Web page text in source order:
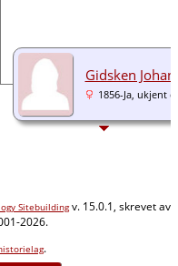
Gidsken
1856-Ja, ukjent
Sitebuildingv. 15.0.1, skrevet av
2026.
.